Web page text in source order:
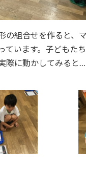
の組合せを作ると、
ています。子どもた
際に動かしてみると…